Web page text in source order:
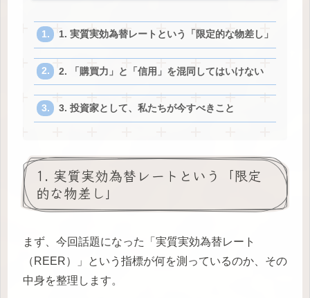
1. 実質実効為替レートという「限定的な物差し」
2. 「購買力」と「信用」を混同してはいけない
3. 投資家として、私たちが今すべきこと
1. 実質実効為替レートという「限定
的な物差し」
まず、今回話題になった「実質実効為替レート
（REER）」という指標が何を測っているのか、その
中身を整理します。